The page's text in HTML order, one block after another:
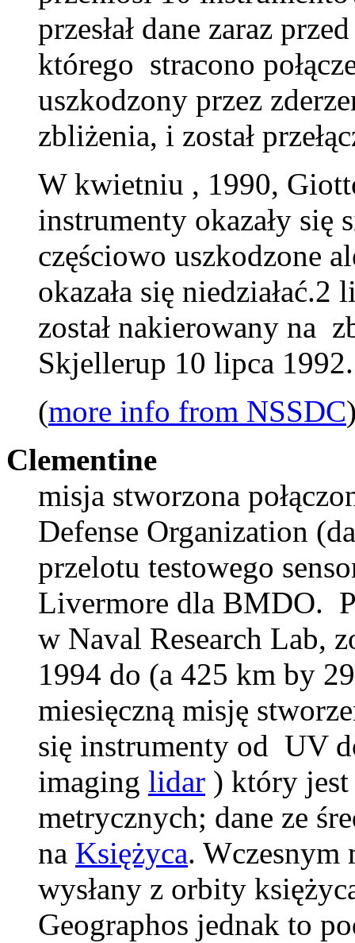
przesłał dane zaraz
którego stracono
uszkodzony przez
zbliżenia, i został
W kwietniu , 1990,
instrumenty okazały się
częściowo uszkodzone
okazała się
został nakierowany na
Skjellerup 10 lipca 1992.
(more info from NSSDC
Clementine
misja stworzona
Defense Organization
przelotu testowego
Livermore dla BMDO.
w Naval Research Lab,
1994 do (a 425 km by
miesięczną misję
się instrumenty od UV
imaging lidar ) który
metrycznych; dane ze
na Księżyca. Wczesnym
wysłany z orbity
Geographos jednak to